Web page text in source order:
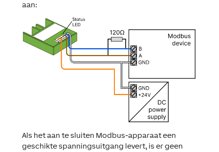
aan:
Als het aan te sluiten Modbus-apparaat een
geschikte spanningsuitgang levert, is er geen